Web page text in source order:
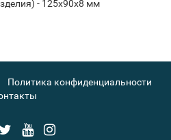
- 125x90x8 мм
Политика конфиденциальности